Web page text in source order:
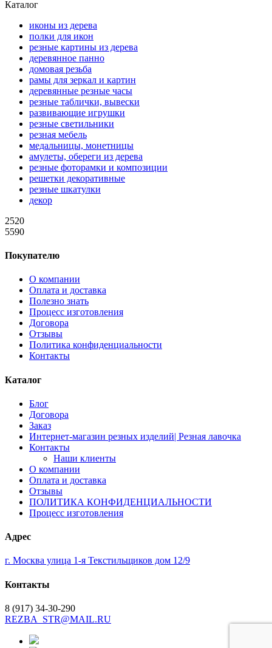
Каталог
иконы из дерева
полки для икон
резные картины из дерева
деревянное панно
домовая резьба
рамы для зеркал и картин
деревянные резные часы
резные таблички, вывески
развивающие игрушки
резные светильники
резная мебель
медальницы, монетницы
амулеты, обереги из дерева
резные фоторамки и композиции
решетки декоративные
резные шкатулки
декор
2520
5590
Покупателю
О компании
Оплата и доставка
Полезно знать
Процесс изготовления
Договора
Отзывы
Политика конфиденциальности
Контакты
Каталог
Блог
Договора
Заказ
Интернет-магазин резных изделий| Резная лавочка
Контакты
Наши клиенты
О компании
Оплата и доставка
Отзывы
ПОЛИТИКА КОНФИДЕНЦИАЛЬНОСТИ
Процесс изготовления
Адрес
г. Москва улица 1-я Текстильщиков дом 12/9
Контакты
8 (917) 34-30-290
REZBA_STR@MAIL.RU